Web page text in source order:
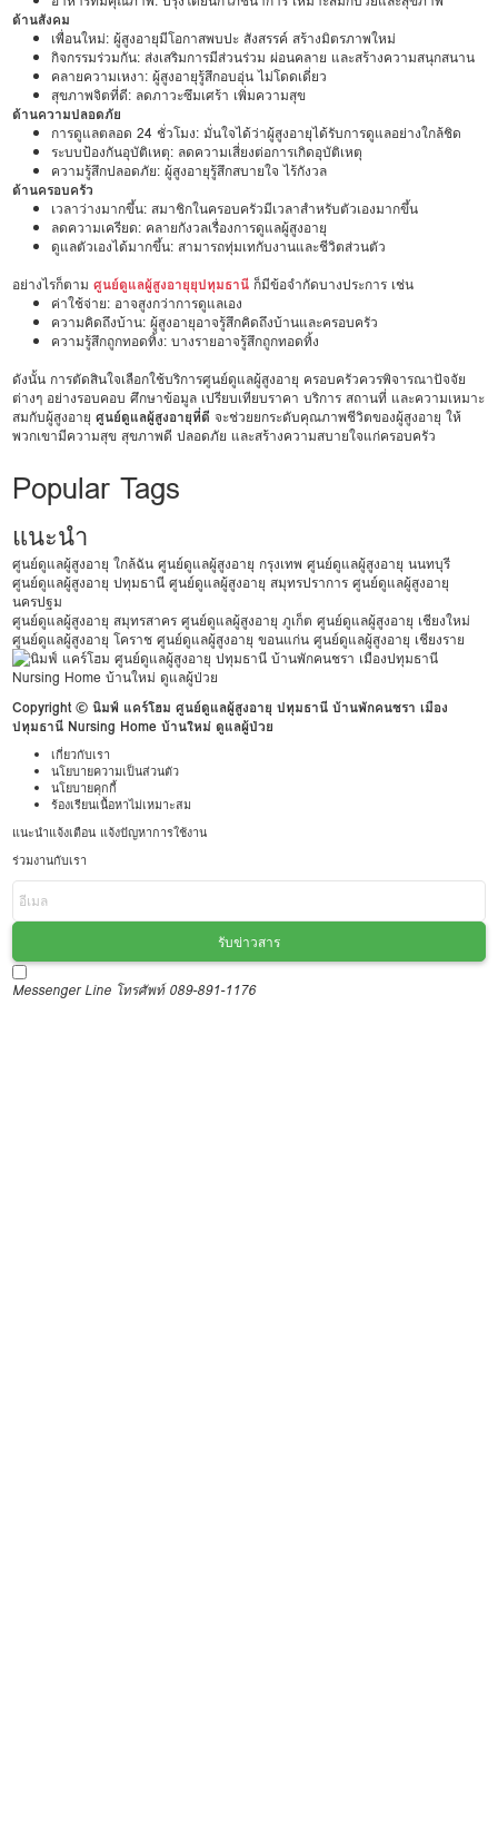
ด้านสังคม
เพื่อนใหม่: ผู้สูงอายุมีโอกาสพบปะ สังสรรค์ สร้างมิตรภาพใหม่
กิจกรรมร่วมกัน: ส่งเสริมการมีส่วนร่วม ผ่อนคลาย และสร้างความสนุกสนาน
คลายความเหงา: ผู้สูงอายุรู้สึกอบอุ่น ไม่โดดเดี่ยว
สุขภาพจิตที่ดี: ลดภาวะซึมเศร้า เพิ่มความสุข
ด้านความปลอดภัย
การดูแลตลอด 24 ชั่วโมง: มั่นใจได้ว่าผู้สูงอายุได้รับการดูแลอย่างใกล้ชิด
ระบบป้องกันอุบัติเหตุ: ลดความเสี่ยงต่อการเกิดอุบัติเหตุ
ความรู้สึกปลอดภัย: ผู้สูงอายุรู้สึกสบายใจ ไร้กังวล
ด้านครอบครัว
เวลาว่างมากขึ้น: สมาชิกในครอบครัวมีเวลาสำหรับตัวเองมากขึ้น
ลดความเครียด: คลายกังวลเรื่องการดูแลผู้สูงอายุ
ดูแลตัวเองได้มากขึ้น: สามารถทุ่มเทกับงานและชีวิตส่วนตัว
อย่างไรก็ตามศูนย์ดูแลผู้สูงอายุยุปทุมธานี ก็มีข้อจำกัดบางประการ เช่น
ค่าใช้จ่าย: อาจสูงกว่าการดูแลเอง
ความคิดถึงบ้าน: ผู้สูงอายุอาจรู้สึกคิดถึงบ้านและครอบครัว
ความรู้สึกถูกทอดทิ้ง: บางรายอาจรู้สึกถูกทอดทิ้ง
ดังนั้น การตัดสินใจเลือกใช้บริการศูนย์ดูแลผู้สูงอายุ ครอบครัวควรพิจารณาปัจจัย
ต่างๆ อย่างรอบคอบ ศึกษาข้อมูล เปรียบเทียบราคา บริการ สถานที่ และความเหมาะ
สมกับผู้สูงอายุศูนย์ดูแลผู้สูงอายุที่ดี จะช่วยยกระดับคุณภาพชีวิตของผู้สูงอายุ ให้
พวกเขามีความสุข สุขภาพดี ปลอดภัย และสร้างความสบายใจแก่ครอบครัว
Popular Tags
แนะนำ
ศูนย์ดูแลผู้สูงอายุ ใกล้ฉัน ศูนย์ดูแลผู้สูงอายุ กรุงเทพ ศูนย์ดูแลผู้สูงอายุ นนทบุรี
ศูนย์ดูแลผู้สูงอายุ ปทุมธานี ศูนย์ดูแลผู้สูงอายุ สมุทรปราการ ศูนย์ดูแลผู้สูงอายุ
นครปฐม
ศูนย์ดูแลผู้สูงอายุ สมุทรสาคร ศูนย์ดูแลผู้สูงอายุ ภูเก็ต ศูนย์ดูแลผู้สูงอายุ เชียงใหม่
ศูนย์ดูแลผู้สูงอายุ โคราช ศูนย์ดูแลผู้สูงอายุ ขอนแก่น ศูนย์ดูแลผู้สูงอายุ เชียงราย
Copyright © นิมฟ์ แคร์โฮม ศูนย์ดูแลผู้สูงอายุ ปทุมธานี บ้านพักคนชรา เมือง
ปทุมธานี Nursing Home บ้านใหม่ ดูแลผู้ป่วย
เกี่ยวกับเรา
นโยบายความเป็นส่วนตัว
นโยบายคุกกี้
ร้องเรียนเนื้อหาไม่เหมาะสม
แนะนำแจ้งเตือน แจ้งปัญหาการใช้งาน
ร่วมงานกับเรา
รับข่าวสาร
Messenger Line โทรศัพท์ 089-891-1176